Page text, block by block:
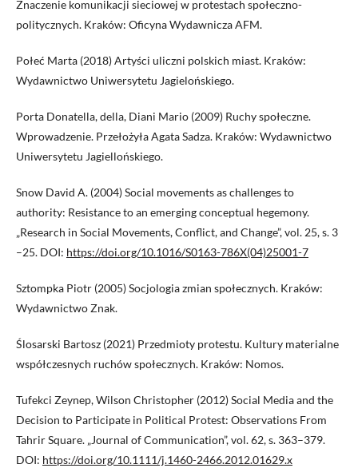
Znaczenie komunikacji sieciowej w protestach społeczno-
politycznych. Kraków: Oficyna Wydawnicza AFM.
Połeć Marta (2018) Artyści uliczni polskich miast. Kraków:
Wydawnictwo Uniwersytetu Jagielońskiego.
Porta Donatella, della, Diani Mario (2009) Ruchy społeczne.
Wprowadzenie. Przełożyła Agata Sadza. Kraków: Wydawnictwo
Uniwersytetu Jagiellońskiego.
Snow David A. (2004) Social movements as challenges to
authority: Resistance to an emerging conceptual hegemony.
„Research in Social Movements, Conflict, and Change”, vol. 25, s. 3
–25. DOI: https://doi.org/10.1016/S0163-786X(04)25001-7
Sztompka Piotr (2005) Socjologia zmian społecznych. Kraków:
Wydawnictwo Znak.
Ślosarski Bartosz (2021) Przedmioty protestu. Kultury materialne
współczesnych ruchów społecznych. Kraków: Nomos.
Tufekci Zeynep, Wilson Christopher (2012) Social Media and the
Decision to Participate in Political Protest: Observations From
Tahrir Square. „Journal of Communication”, vol. 62, s. 363–379.
DOI: https://doi.org/10.1111/j.1460-2466.2012.01629.x